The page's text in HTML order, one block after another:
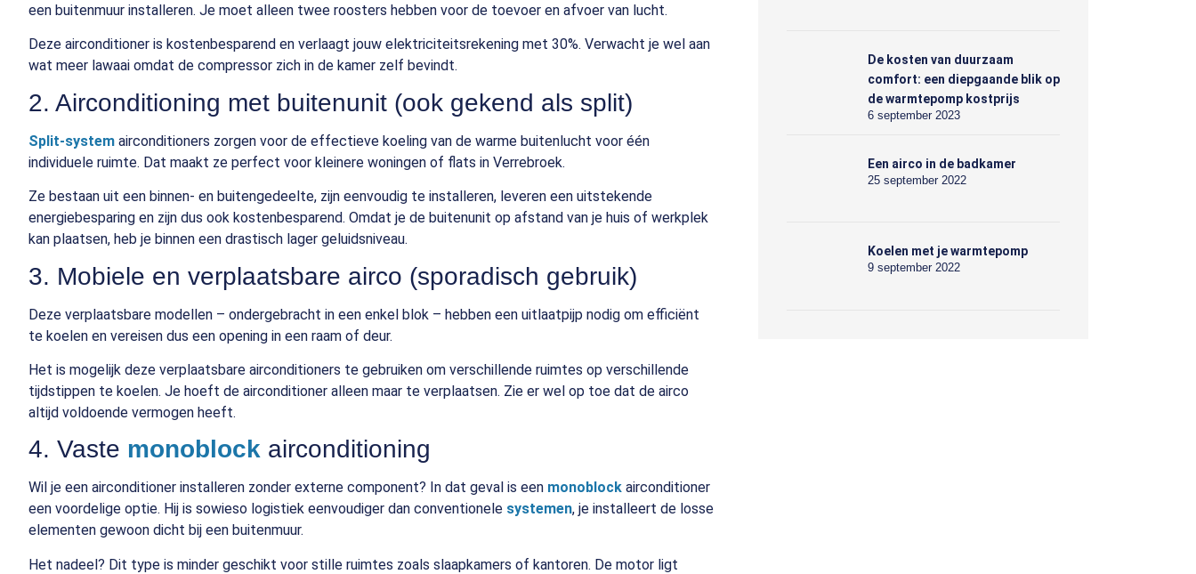
een buitenmuur installeren. Je moet alleen twee roosters hebben voor de toevoer en afvoer van lucht.
Deze airconditioner is kostenbesparend en verlaagt jouw elektriciteitsrekening met 30%. Verwacht je wel aan
wat meer lawaai omdat de compressor zich in de kamer zelf bevindt.
2. Airconditioning met buitenunit (ook gekend als split)
Split-system airconditioners zorgen voor de effectieve koeling van de warme buitenlucht voor één
individuele ruimte. Dat maakt ze perfect voor kleinere woningen of flats in Verrebroek.
Ze bestaan uit een binnen- en buitengedeelte, zijn eenvoudig te installeren, leveren een uitstekende
energiebesparing en zijn dus ook kostenbesparend. Omdat je de buitenunit op afstand van je huis of werkplek
kan plaatsen, heb je binnen een drastisch lager geluidsniveau.
3. Mobiele en verplaatsbare airco (sporadisch gebruik)
Deze verplaatsbare modellen – ondergebracht in een enkel blok – hebben een uitlaatpijp nodig om efficiënt
te koelen en vereisen dus een opening in een raam of deur.
Het is mogelijk deze verplaatsbare airconditioners te gebruiken om verschillende ruimtes op verschillende
tijdstippen te koelen. Je hoeft de airconditioner alleen maar te verplaatsen. Zie er wel op toe dat de airco
altijd voldoende vermogen heeft.
4. Vaste monoblock airconditioning
Wil je een airconditioner installeren zonder externe component? In dat geval is een monoblock airconditioner
een voordelige optie. Hij is sowieso logistiek eenvoudiger dan conventionele systemen, je installeert de losse
elementen gewoon dicht bij een buitenmuur.
Het nadeel? Dit type is minder geschikt voor stille ruimtes zoals slaapkamers of kantoren. De motor ligt
De kosten van duurzaam
comfort: een diepgaande blik op
de warmtepomp kostprijs
6 september 2023
Een airco in de badkamer
25 september 2022
Koelen met je warmtepomp
9 september 2022